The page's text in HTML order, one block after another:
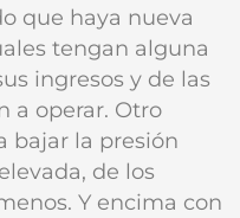
que haya nueva
tengan alguna
ingresos y de las
a operar. Otro
bajar la presión
de los
Y encima con